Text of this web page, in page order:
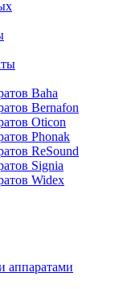
Baha
Bernafon
Oticon
Phonak
ReSound
Signia
Widex
аппаратами